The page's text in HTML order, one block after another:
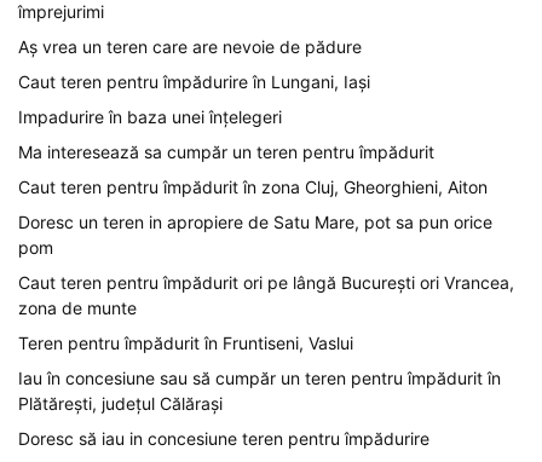
împrejurimi
Aș vrea un teren care are nevoie de pădure
Caut teren pentru împădurire în Lungani, Iași
Impadurire în baza unei înțelegeri
Ma interesează sa cumpăr un teren pentru împădurit
Caut teren pentru împădurit în zona Cluj, Gheorghieni, Aiton
Doresc un teren in apropiere de Satu Mare, pot sa pun orice
pom
Caut teren pentru împădurit ori pe lângă București ori Vrancea,
zona de munte
Teren pentru împădurit în Fruntiseni, Vaslui
Iau în concesiune sau să cumpăr un teren pentru împădurit în
Plătărești, județul Călărași
Doresc să iau in concesiune teren pentru împădurire